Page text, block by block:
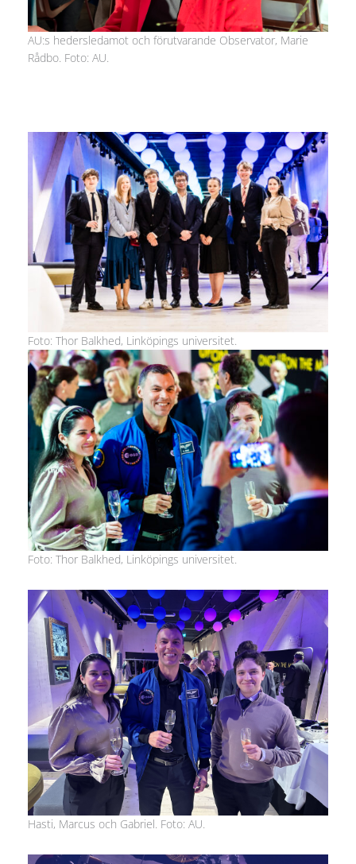
AU:s hedersledamot och förutvarande Observator, Marie
Rådbo. Foto: AU.
Foto: Thor Balkhed, Linköpings universitet.
Foto: Thor Balkhed, Linköpings universitet.
Hasti, Marcus och Gabriel. Foto: AU.